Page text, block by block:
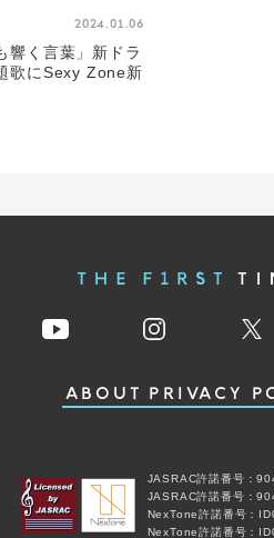
2024.01.06
響く言葉」新ドラ
歌にSexy Zone新
ABOUT PRIVACY
JASRAC許諾番号：
JASRAC許諾番号：
NexTone許諾番号：
NexTone許諾番号：